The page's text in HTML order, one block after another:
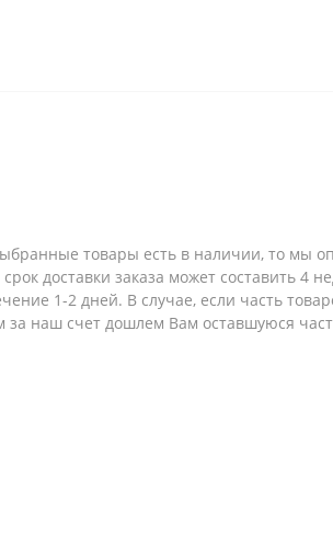
товары есть в наличии, то мы
доставки заказа может составить 4
1-2 дней. В случае, если часть
наш счет дошлем Вам оставшуюся